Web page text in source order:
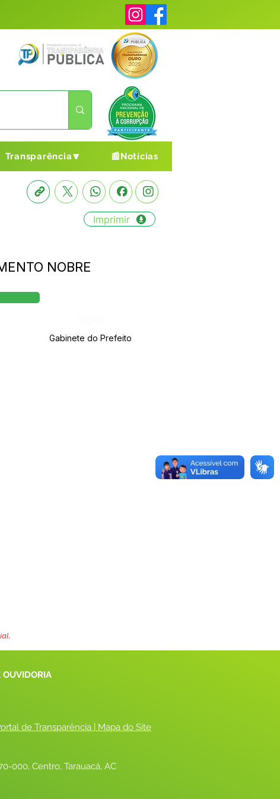
Transparência🔽 📰Notícias
Imprimir
NOBRE
Gabinete do Prefeito
OUVIDORIA
de Transparência | Mapa do Site
000, Centro, Tarauacá, AC